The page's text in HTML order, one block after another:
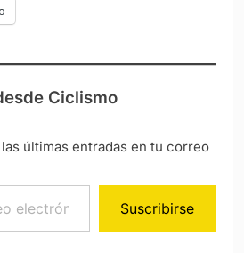
Ciclismo
últimas entradas en tu correo
Suscribirse